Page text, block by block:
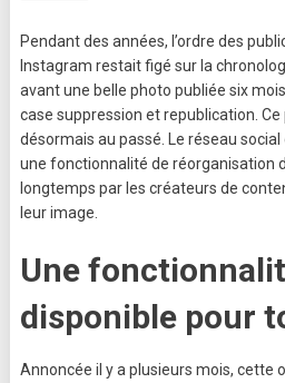
Pendant des années, l’ordre des
Instagram restait figé sur la
avant une belle photo publiée six
case suppression et republication.
désormais au passé. Le réseau
une fonctionnalité de réorganisation
longtemps par les créateurs de
leur image.
Une
disponible pour
Annoncée il y a plusieurs mois, cette